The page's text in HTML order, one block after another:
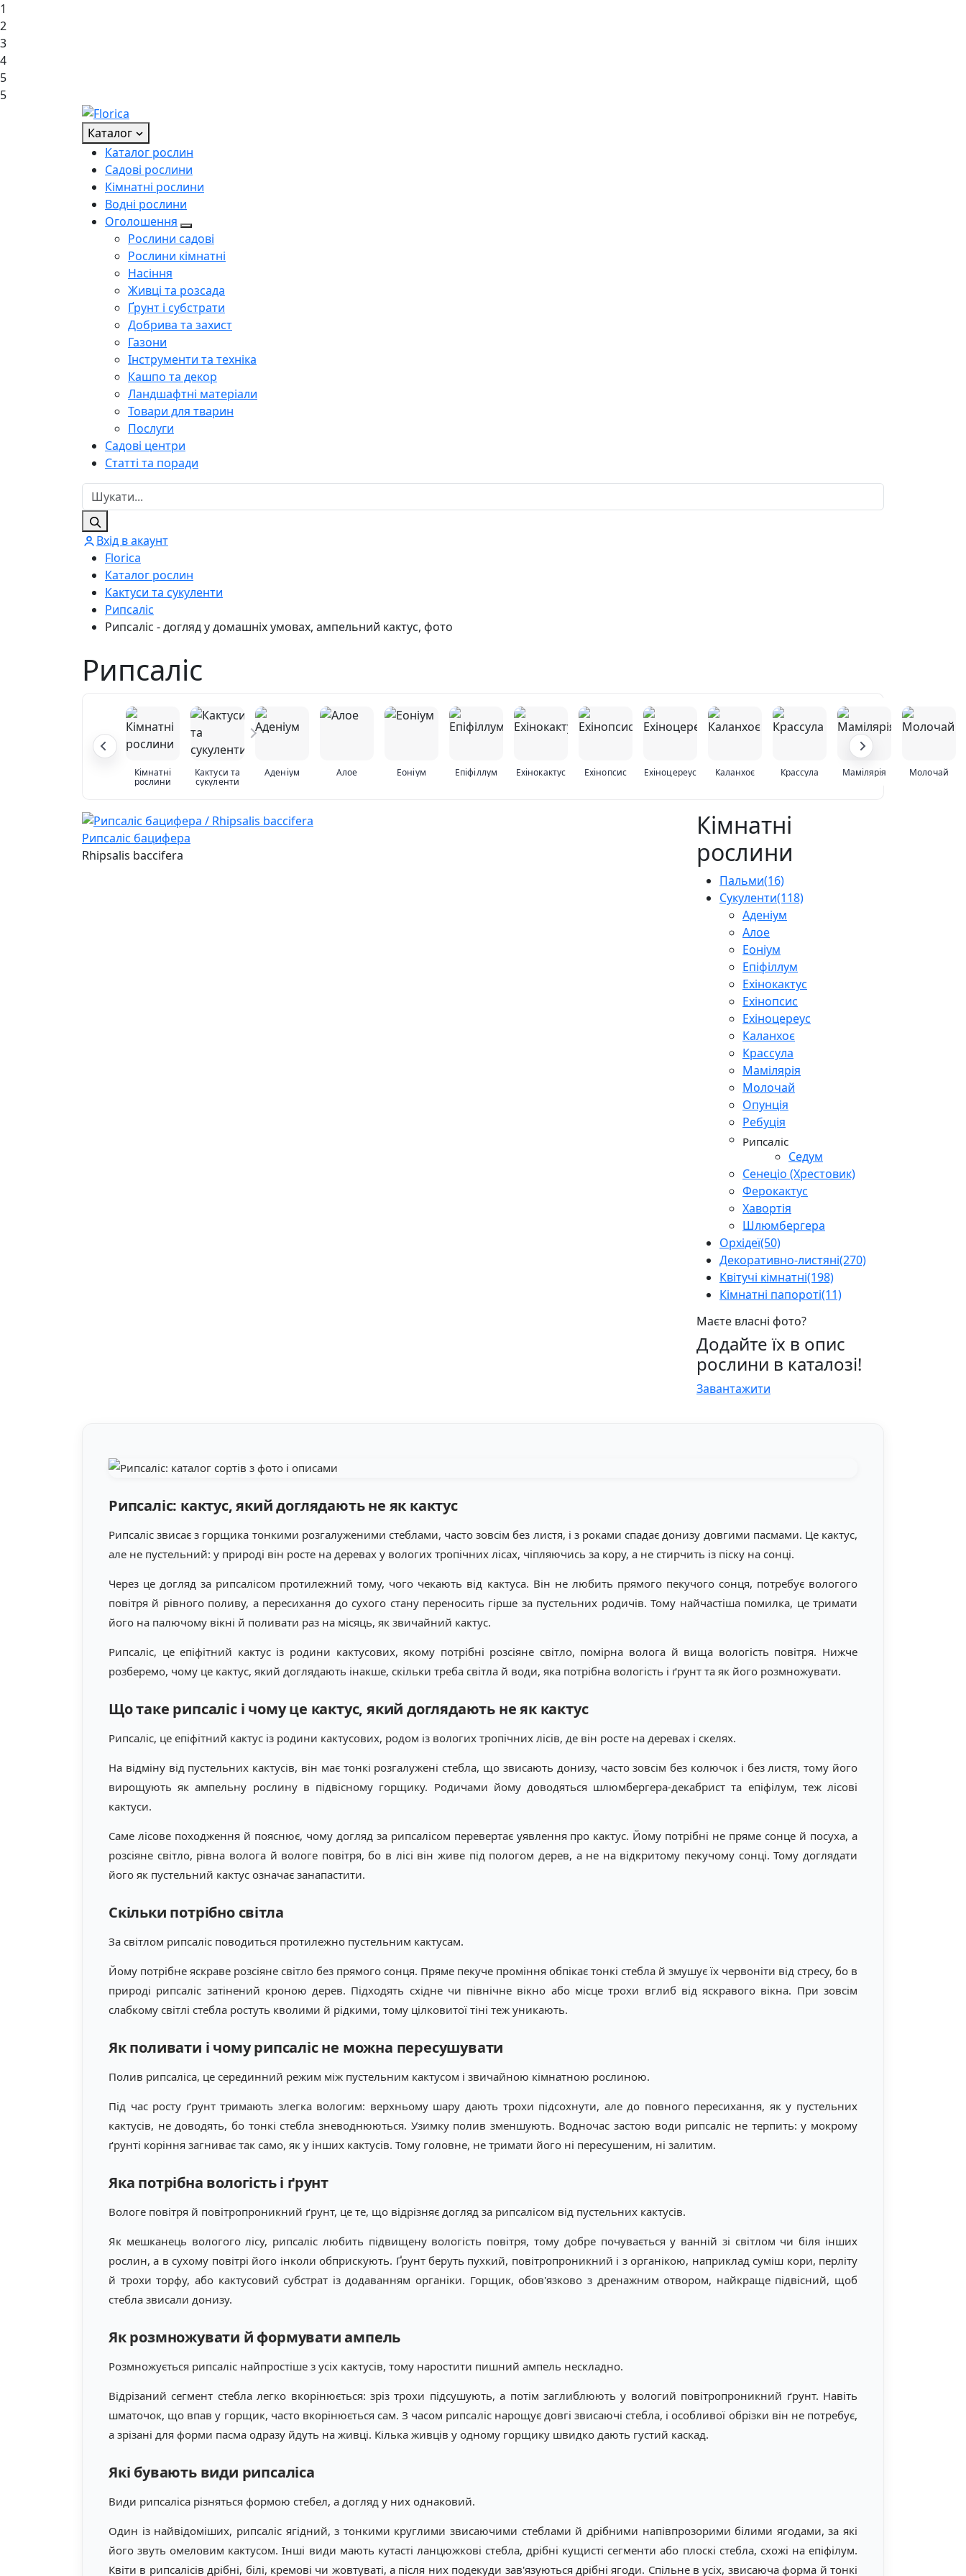
1
2
3
4
5
5
Каталог
Каталог рослин
Садові рослини
Кімнатні рослини
Водні рослини
Оголошення
Рослини садові
Рослини кімнатні
Насіння
Живці та розсада
Ґрунт і субстрати
Добрива та захист
Газони
Інструменти та техніка
Кашпо та декор
Ландшафтні матеріали
Товари для тварин
Послуги
Садові центри
Статті та поради
Вхід в акаунт
Florica
Каталог рослин
Кактуси та сукуленти
Рипсаліс
Рипсаліс - догляд у домашніх умовах, ампельний кактус, фото
Рипсаліс
Кімнатні
рослини
Кактуси та
сукуленти
Аденіум Алое Еоніум Епіфіллум Ехінокактус Ехінопсис Ехіноцереус Каланхоє Крассула Мамілярія Молочай
Рипсаліс бацифера
Rhipsalis baccifera
Кімнатні
рослини
Пальми(16)
Сукуленти(118)
Аденіум
Алое
Еоніум
Епіфіллум
Ехінокактус
Ехінопсис
Ехіноцереус
Каланхоє
Крассула
Мамілярія
Молочай
Опунція
Ребуція
Рипсаліс
Седум
Сенеціо (Хрестовик)
Ферокактус
Хавортія
Шлюмбергера
Орхідеї(50)
Декоративно-листяні(270)
Квітучі кімнатні(198)
Кімнатні папороті(11)
Маєте власні фото?
Додайте їх в опис
рослини в каталозі!
Завантажити
Рипсаліс: кактус, який доглядають не як кактус
Рипсаліс звисає з горщика тонкими розгалуженими стеблами, часто зовсім без листя, і з роками спадає донизу довгими пасмами. Це кактус,
але не пустельний: у природі він росте на деревах у вологих тропічних лісах, чіпляючись за кору, а не стирчить із піску на сонці.
Через це догляд за рипсалісом протилежний тому, чого чекають від кактуса. Він не любить прямого пекучого сонця, потребує вологого
повітря й рівного поливу, а пересихання до сухого стану переносить гірше за пустельних родичів. Тому найчастіша помилка, це тримати
його на палючому вікні й поливати раз на місяць, як звичайний кактус.
Рипсаліс, це епіфітний кактус із родини кактусових, якому потрібні розсіяне світло, помірна волога й вища вологість повітря. Нижче
розберемо, чому це кактус, який доглядають інакше, скільки треба світла й води, яка потрібна вологість і ґрунт та як його розмножувати.
Що таке рипсаліс і чому це кактус, який доглядають не як кактус
Рипсаліс, це епіфітний кактус із родини кактусових, родом із вологих тропічних лісів, де він росте на деревах і скелях.
На відміну від пустельних кактусів, він має тонкі розгалужені стебла, що звисають донизу, часто зовсім без колючок і без листя, тому його
вирощують як ампельну рослину в підвісному горщику. Родичами йому доводяться шлюмбергера-декабрист та епіфілум, теж лісові
кактуси.
Саме лісове походження й пояснює, чому догляд за рипсалісом перевертає уявлення про кактус. Йому потрібні не пряме сонце й посуха, а
розсіяне світло, рівна волога й вологе повітря, бо в лісі він живе під пологом дерев, а не на відкритому пекучому сонці. Тому доглядати
його як пустельний кактус означає занапастити.
Скільки потрібно світла
За світлом рипсаліс поводиться протилежно пустельним кактусам.
Йому потрібне яскраве розсіяне світло без прямого сонця. Пряме пекуче проміння обпікає тонкі стебла й змушує їх червоніти від стресу, бо в
природі рипсаліс затінений кроною дерев. Підходять східне чи північне вікно або місце трохи вглиб від яскравого вікна. При зовсім
слабкому світлі стебла ростуть кволими й рідкими, тому цілковитої тіні теж уникають.
Як поливати і чому рипсаліс не можна пересушувати
Полив рипсаліса, це серединний режим між пустельним кактусом і звичайною кімнатною рослиною.
Під час росту ґрунт тримають злегка вологим: верхньому шару дають трохи підсохнути, але до повного пересихання, як у пустельних
кактусів, не доводять, бо тонкі стебла зневоднюються. Узимку полив зменшують. Водночас застою води рипсаліс не терпить: у мокрому
ґрунті коріння загниває так само, як у інших кактусів. Тому головне, не тримати його ні пересушеним, ні залитим.
Яка потрібна вологість і ґрунт
Вологе повітря й повітропроникний ґрунт, це те, що відрізняє догляд за рипсалісом від пустельних кактусів.
Як мешканець вологого лісу, рипсаліс любить підвищену вологість повітря, тому добре почувається у ванній зі світлом чи біля інших
рослин, а в сухому повітрі його інколи обприскують. Ґрунт беруть пухкий, повітропроникний і з органікою, наприклад суміш кори, перліту
й трохи торфу, або кактусовий субстрат із додаванням органіки. Горщик, обов'язково з дренажним отвором, найкраще підвісний, щоб
стебла звисали донизу.
Як розмножувати й формувати ампель
Розмножується рипсаліс найпростіше з усіх кактусів, тому наростити пишний ампель нескладно.
Відрізаний сегмент стебла легко вкорінюється: зріз трохи підсушують, а потім заглиблюють у вологий повітропроникний ґрунт. Навіть
шматочок, що впав у горщик, часто вкорінюється сам. З часом рипсаліс нарощує довгі звисаючі стебла, і особливої обрізки він не потребує,
а зрізані для форми пасма одразу йдуть на живці. Кілька живців у одному горщику швидко дають густий каскад.
Які бувають види рипсаліса
Види рипсаліса різняться формою стебел, а догляд у них однаковий.
Один із найвідоміших, рипсаліс ягідний, з тонкими круглими звисаючими стеблами й дрібними напівпрозорими білими ягодами, за які
його звуть омеловим кактусом. Інші види мають кутасті ланцюжкові стебла, дрібні кущисті сегменти або плоскі стебла, схожі на епіфілум.
Квіти в рипсалісів дрібні, білі, кремові чи жовтуваті, а після них подекуди зав'язуються дрібні ягоди. Спільне в усіх, звисаюча форма й тонкі